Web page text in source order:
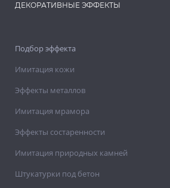
ДЕКОРАТИВНЫЕ ЭФФЕКТЫ
Подбор эффекта
Имитация кожи
Эффекты металлов
Имитация мрамора
Эффекты состаренности
Имитация природных камней
Штукатурки под бетон